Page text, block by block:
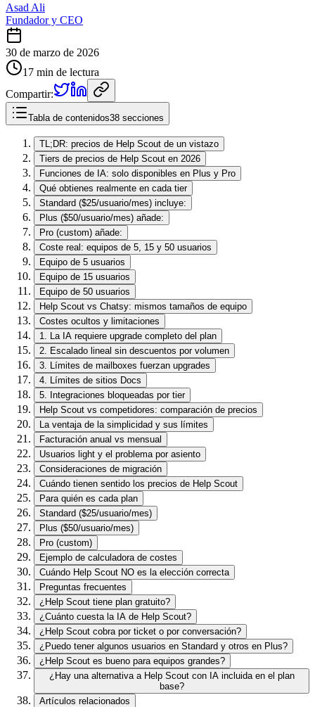
Asad Ali
Fundador y CEO
30 de marzo de 2026
17 min de lectura
Compartir:
Tabla de contenidos38 secciones
TL;DR: precios de Help Scout de un vistazo
Tiers de precios de Help Scout en 2026
Funciones de IA: solo disponibles en Plus y Pro
Qué obtienes realmente en cada tier
Standard ($25/usuario/mes) incluye:
Plus ($50/usuario/mes) añade:
Pro (custom) añade:
Coste real: equipos de 5, 15 y 50 usuarios
Equipo de 5 usuarios
Equipo de 15 usuarios
Equipo de 50 usuarios
Help Scout vs Chatsy: mismos tamaños de equipo
Costes ocultos y limitaciones
1. La IA requiere upgrade completo del plan
2. Escalado lineal sin descuentos por volumen
3. Límites de mailboxes fuerzan upgrades
4. Límites de sitios Docs
5. Integraciones bloqueadas por tier
Help Scout vs competidores: comparación de precios
La ventaja de la simplicidad y sus límites
Facturación anual vs mensual
Usuarios light y el problema por asiento
Consideraciones de migración
Cuándo tienen sentido los precios de Help Scout
Para quién es cada plan
Standard ($25/usuario/mes)
Plus ($50/usuario/mes)
Pro (custom)
Ejemplo de calculadora de costes
Cuándo Help Scout NO es la elección correcta
Preguntas frecuentes
¿Help Scout tiene plan gratuito?
¿Cuánto cuesta la IA de Help Scout?
¿Help Scout cobra por ticket o por conversación?
¿Puedo tener algunos usuarios en Standard y otros en Plus?
¿Help Scout es bueno para equipos grandes?
¿Hay una alternativa a Help Scout con IA incluida en el plan
base?
Artículos relacionados